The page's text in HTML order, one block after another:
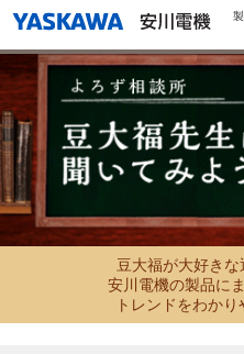
豆大福が大好き
安川電機の製品に
トレンドをわかり